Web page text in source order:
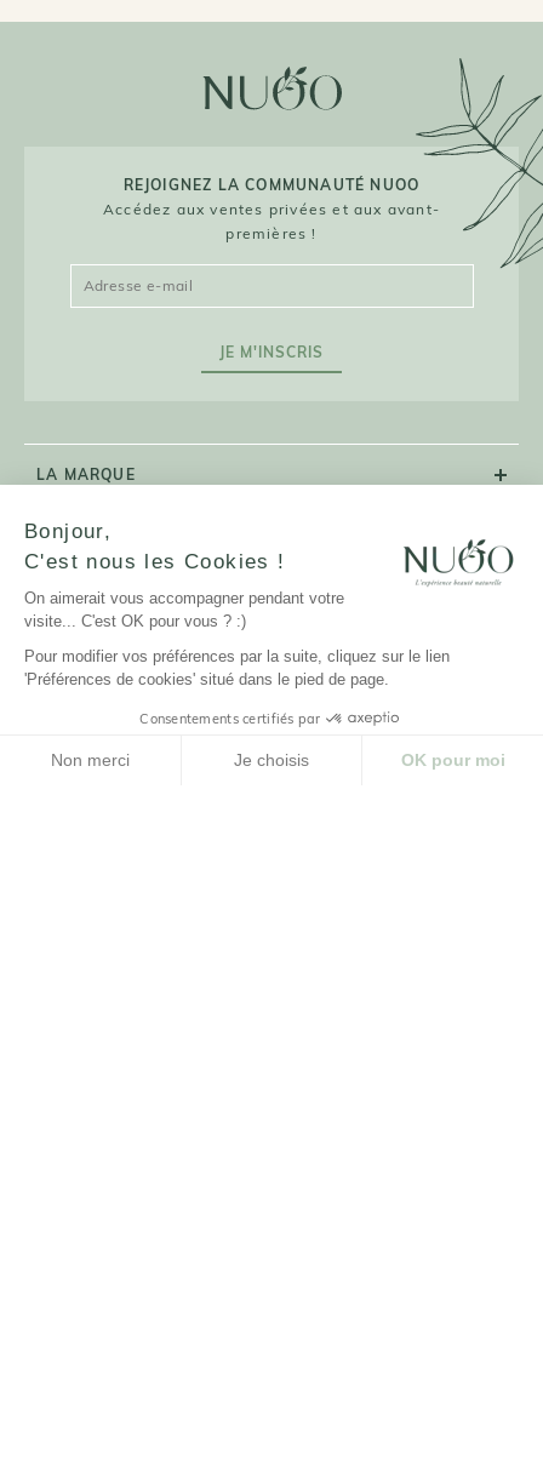
LA MARQUE
NUOO ET VOUS
AIDE
REJOIGNEZ LA COMMUNAUTÉ NUOO
Accédez aux ventes privées et aux avant-
premières !
JE M'INSCRIS
Réalisation Agence PM | Design Studio
Bonjour,
C'est nous les Cookies !
On aimerait vous accompagner pendant votre
visite... C'est OK pour vous ? :)
Pour modifier vos préférences par la suite, cliquez sur le lien
'Préférences de cookies' situé dans le pied de page.
Consentements certifiés par
Non merci Je choisis OK pour moi